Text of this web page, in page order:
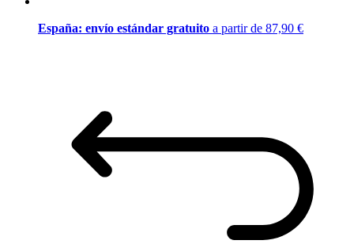
España: envío estándar gratuito a partir de 87,90 €